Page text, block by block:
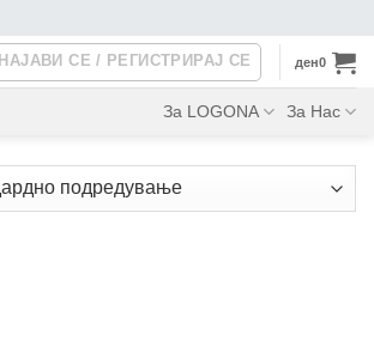
НАЈАВИ СЕ / РЕГИСТРИРАЈ СЕ ден0
За LOGONA За Нас